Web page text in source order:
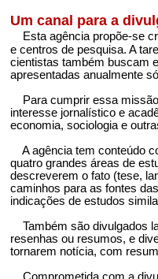
Um canal para a
Esta agência propõe-se
e centros de pesquisa. A
cientistas também buscam
apresentadas anualmente
Para cumprir essa
interesse jornalístico e
economia, sociologia e
A agência tem conteúdo
quatro grandes áreas de
descreverem o fato (tese,
caminhos para as fontes
indicações de estudos
Também são divulgados
resenhas ou resumos, e
tornarem notícia, com